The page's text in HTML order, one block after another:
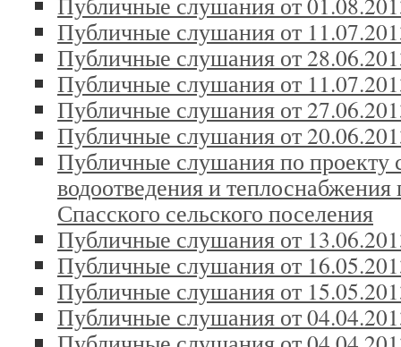
Публичные слушания от
Публичные слушания от
Публичные слушания от
Публичные слушания от
Публичные слушания от
Публичные слушания по проекту
водоотведения и теплоснабжения
Спасского сельского поселения
Публичные слушания от
Публичные слушания от
Публичные слушания от
Публичные слушания от